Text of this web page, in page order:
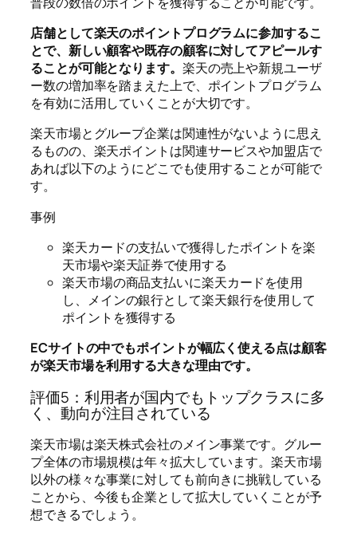
店舗として楽天のポイントプログラムに参加するこ
とで、新しい顧客や既存の顧客に対してアピールす
ることが可能となります。 楽天の売上や新規ユーザ
ー数の増加率を踏まえた上で、ポイントプログラム
を有効に活用していくことが大切です。
楽天市場とグループ企業は関連性がないように思え
るものの、楽天ポイントは関連サービスや加盟店で
あれば以下のようにどこでも使用することが可能で
す。
事例
楽天カードの支払いで獲得したポイントを楽
天市場や楽天証券で使用する
楽天市場の商品支払いに楽天カードを使用
し、メインの銀行として楽天銀行を使用して
ポイントを獲得する
ECサイトの中でもポイントが幅広く使える点は顧客
が楽天市場を利用する大きな理由です。
評価5：利用者が国内でもトップクラスに多
く、動向が注目されている
楽天市場は楽天株式会社のメイン事業です。グルー
プ全体の市場規模は年々拡大しています。楽天市場
以外の様々な事業に対しても前向きに挑戦している
ことから、今後も企業として拡大していくことが予
想できるでしょう。